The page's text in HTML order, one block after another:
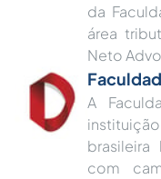
da
área
Neto
A
com